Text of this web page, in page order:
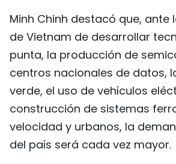
Minh Chinh destacó que, ante
de Vietnam de desarrollar
punta, la producción de
centros nacionales de datos,
verde, el uso de vehículos
construcción de sistemas
velocidad y urbanos, la
del país será cada vez mayor.